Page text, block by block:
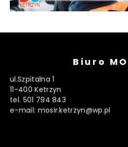
Biuro
ul.Szpitalna 1
11-400 Ketrzyn
tel. 501 794 843
e-mail: mosir.ketrzyn@wp.pl